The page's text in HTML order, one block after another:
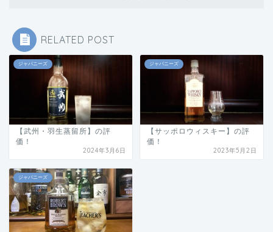
RELATED POST
ジャパニーズ
【武州・羽生蒸留所】の評
価！
2024年3月6日
ジャパニーズ
【サッポロウィスキー】の評
価！
2023年5月2日
ジャパニーズ